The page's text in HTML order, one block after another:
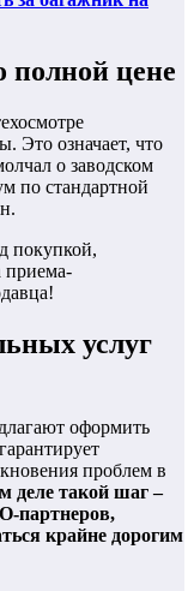
полной цене
Это означает, что
о заводском
по стандартной
покупкой,
приема-
услуг
оформить
проблем в
деле такой шаг –
партнеров,
крайне дорогим